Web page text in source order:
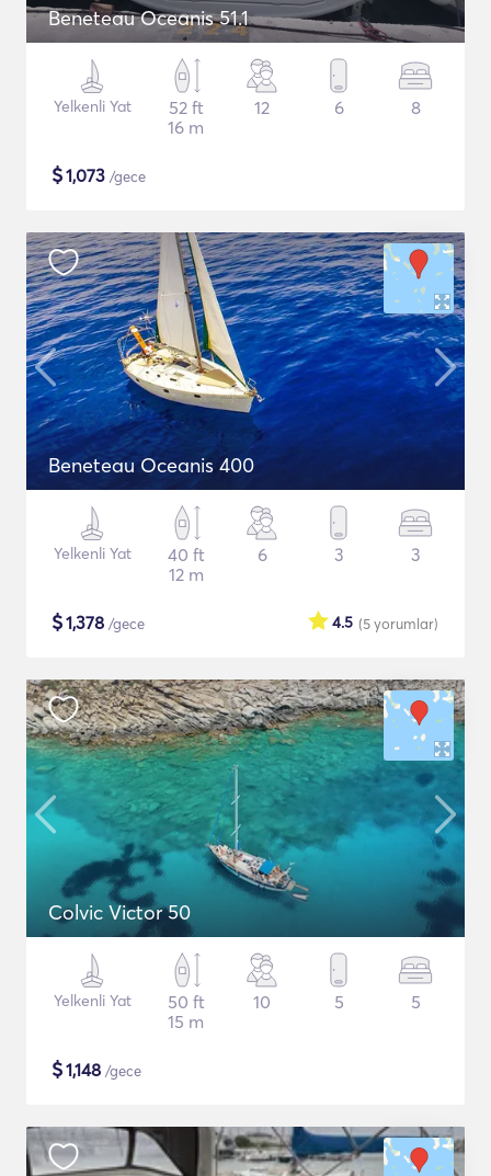
Beneteau Oceanis 51.1
Yelkenli Yat
52 ft
16 m
12 6 8
$1,073 /gece
Beneteau Oceanis 400
Yelkenli Yat
40 ft
12 m
6 3 3
$1,378 /gece (5yorumlar)
4.5
Colvic Victor 50
Yelkenli Yat
50 ft
15 m
10 5 5
$1,148 /gece